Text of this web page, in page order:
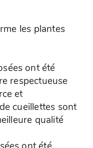
les plantes
ont été
respectueuse
et
cueillettes sont
qualité